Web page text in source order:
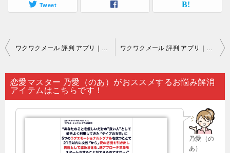
Tweet
投
ナ
ビ
ワクワクメール 評判 アプリ｜「意中の相手がいても…。 ワクワクメール 評判 アプリ｜理論のみで答えを出せないのが恋愛の悩みと言えるでしょう…。
恋愛マスター 乃愛（のあ）がおススメするお悩み解消
アイテムはこちらです！
乃愛（の
あ）